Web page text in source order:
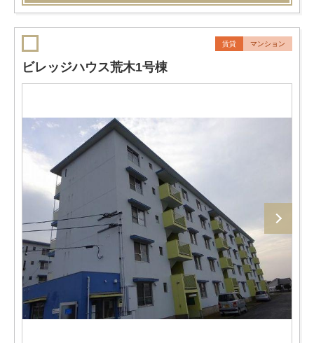
賃貸 マンション
ビレッジハウス荒木1号棟